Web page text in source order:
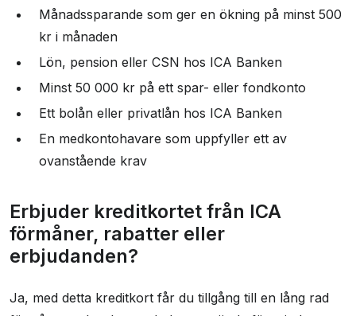
Månadssparande som ger en ökning på minst 500
kr i månaden
Lön, pension eller CSN hos ICA Banken
Minst 50 000 kr på ett spar- eller fondkonto
Ett bolån eller privatlån hos ICA Banken
En medkontohavare som uppfyller ett av
ovanstående krav
Erbjuder kreditkortet från ICA
förmåner, rabatter eller
erbjudanden?
Ja, med detta kreditkort får du tillgång till en lång rad